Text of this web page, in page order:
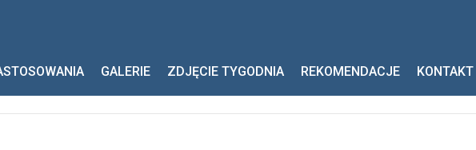
GALERIE ZDJĘCIE TYGODNIA REKOMENDACJE KONTAKT
Polska